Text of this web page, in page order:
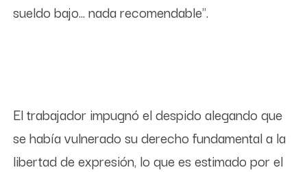
sueldo bajo... nada recomendable".
El trabajador impugnó el despido alegando que
se había vulnerado su derecho fundamental a la
libertad de expresión, lo que es estimado por el